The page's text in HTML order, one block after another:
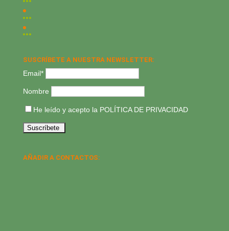
SUSCRÍBETE A NUESTRA NEWSLETTER:
Email*
Nombre
He leído y acepto la POLÍTICA DE PRIVACIDAD
AÑADIR A CONTACTOS: